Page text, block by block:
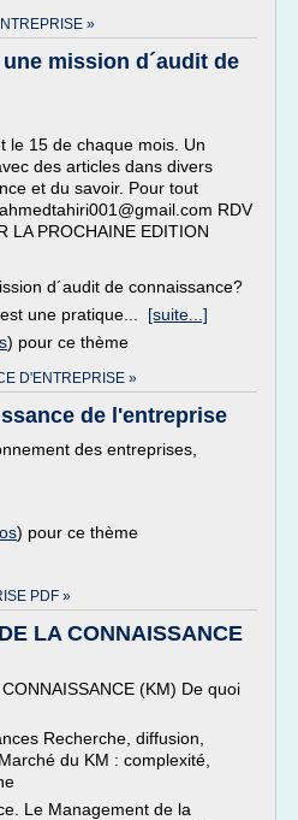
»
mission d´audit de
le 15 de chaque mois. Un
des articles dans divers
et du savoir. Pour tout
RDV
LA PROCHAINE EDITION
d´audit de connaissance?
une pratique... [suite...]
) pour ce thème
D'ENTREPRISE »
de l'entreprise
des entreprises,
) pour ce thème
PDF »
LA CONNAISSANCE
(KM) De quoi
Recherche, diffusion,
du KM : complexité,
Le Management de la